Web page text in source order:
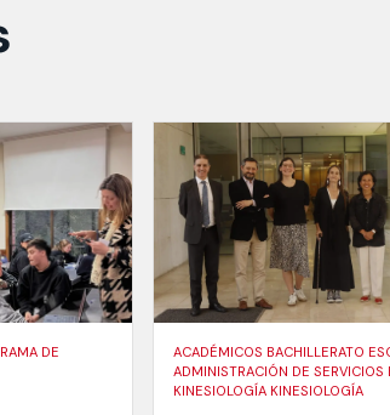
DE
ACADÉMICOS BACHILLERATO
ADMINISTRACIÓN DE SERVICIOS
KINESIOLOGÍA KINESIOLOGÍA